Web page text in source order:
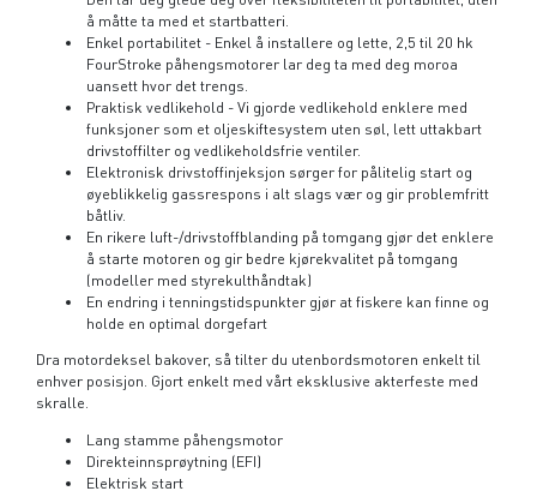
å måtte ta med et startbatteri.
Enkel portabilitet - Enkel å installere og lette, 2,5 til 20 hk
FourStroke påhengsmotorer lar deg ta med deg moroa
uansett hvor det trengs.
Praktisk vedlikehold - Vi gjorde vedlikehold enklere med
funksjoner som et oljeskiftesystem uten søl, lett uttakbart
drivstoffilter og vedlikeholdsfrie ventiler.
Elektronisk drivstoffinjeksjon sørger for pålitelig start og
øyeblikkelig gassrespons i alt slags vær og gir problemfritt
båtliv.
En rikere luft-/drivstoffblanding på tomgang gjør det enklere
å starte motoren og gir bedre kjørekvalitet på tomgang
(modeller med styrekulthåndtak)
En endring i tenningstidspunkter gjør at fiskere kan finne og
holde en optimal dorgefart
Dra motordeksel bakover, så tilter du utenbordsmotoren enkelttil
enhver posisjon. Gjort enkelt med vårt eksklusive akterfeste med
skralle.
Lang stamme påhengsmotor
Direkteinnsprøytning (EFI)
Elektrisk start